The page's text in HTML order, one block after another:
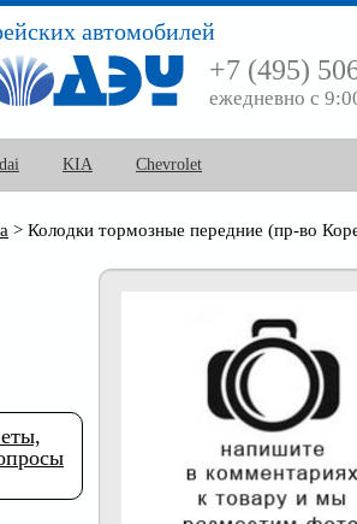
автомобилей
+7 (495)
ежедневно с
KIA Chevrolet
> Колодки тормозные передние (пр-во